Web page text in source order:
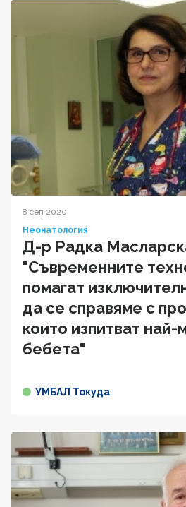
8 сеп 2020
Неонатология
Д-р Радка
"Съвременните
помагат
да се справяме с
които изпитват най-
бебета"
УМБАЛ Токуда